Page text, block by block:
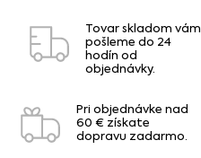
Tovar skladom vám
pošleme do 24
hodín od
objednávky.
Pri objednávke nad
60 € získate
dopravu zadarmo.